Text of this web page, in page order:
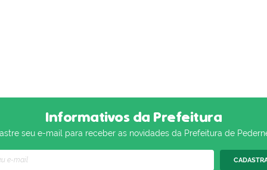
Informativos da Prefeitura
seu e-mail para receber as novidades da Prefeitura de